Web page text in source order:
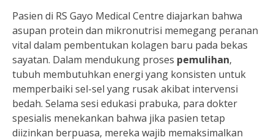
Pasien di RS Gayo Medical Centre diajarkan bahwa
asupan protein dan mikronutrisi memegang peranan
vital dalam pembentukan kolagen baru pada bekas
sayatan. Dalam mendukung proses pemulihan,
tubuh membutuhkan energi yang konsisten untuk
memperbaiki sel-sel yang rusak akibat intervensi
bedah. Selama sesi edukasi prabuka, para dokter
spesialis menekankan bahwa jika pasien tetap
diizinkan berpuasa, mereka wajib memaksimalkan